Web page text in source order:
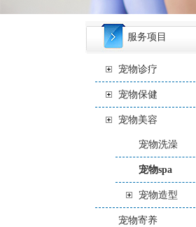
服务项目
宠物诊疗
宠物保健
宠物美容
宠物洗澡
宠物spa
宠物造型
宠物寄养